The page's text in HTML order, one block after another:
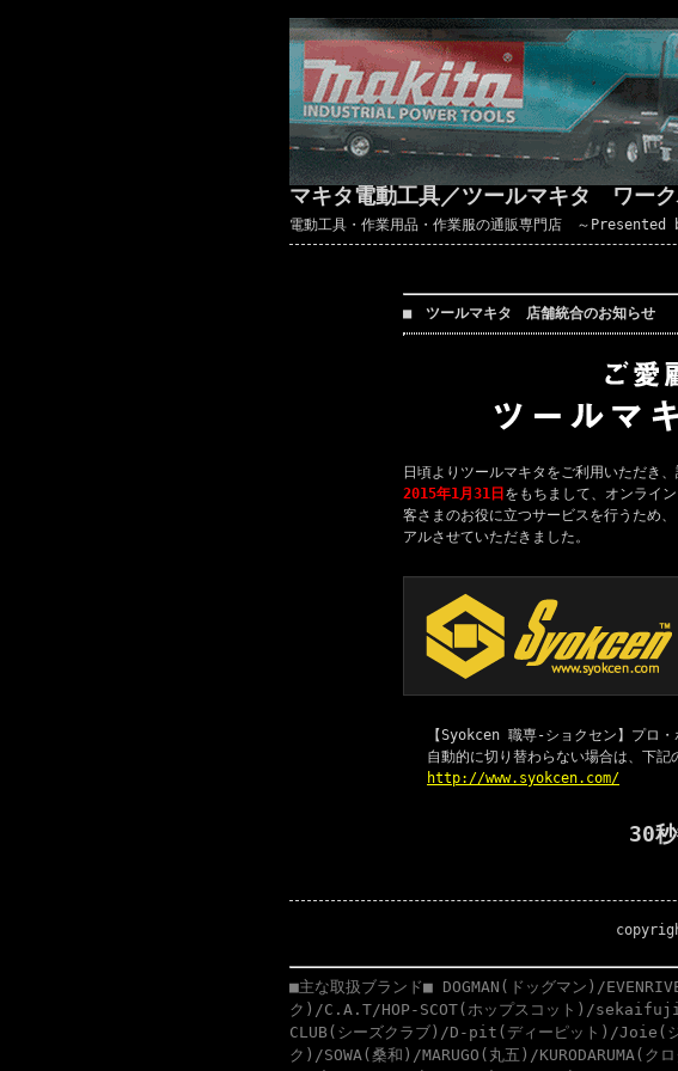
マキタ電動工具／ツールマキタ ワー
電動工具・作業用品・作業服の通販専門店 ～Presented by
■ ツールマキタ 店舗統合のお知らせ
日頃よりツールマキタをご利用いただき
2015年1月31日 をもちまして、オンライ
客さまのお役に立つサービスを行うため、
アルさせていただきました。
【Syokcen 職専-ショクセン】プロ・
自動的に切り替わらない場合は、下記
http://www.syokcen.com/
30
■主な取扱ブランド■ DOGMAN(ドッグマン)/
ク)/C.A.T/HOP-SCOT(ホップスコット)/
CLUB(シーズクラブ)/D-pit(ディーピット)/Joie(ジ
ク)/SOWA(桑和)/MARUGO(丸五)/KURODARUMA(